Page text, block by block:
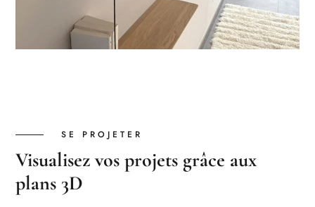
SE PROJETER
Visualisez vos projets grâce aux
plans 3D